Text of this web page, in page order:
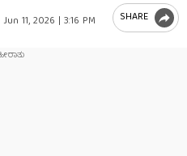
Jun 11, 2026 | 3:16 PM SHARE